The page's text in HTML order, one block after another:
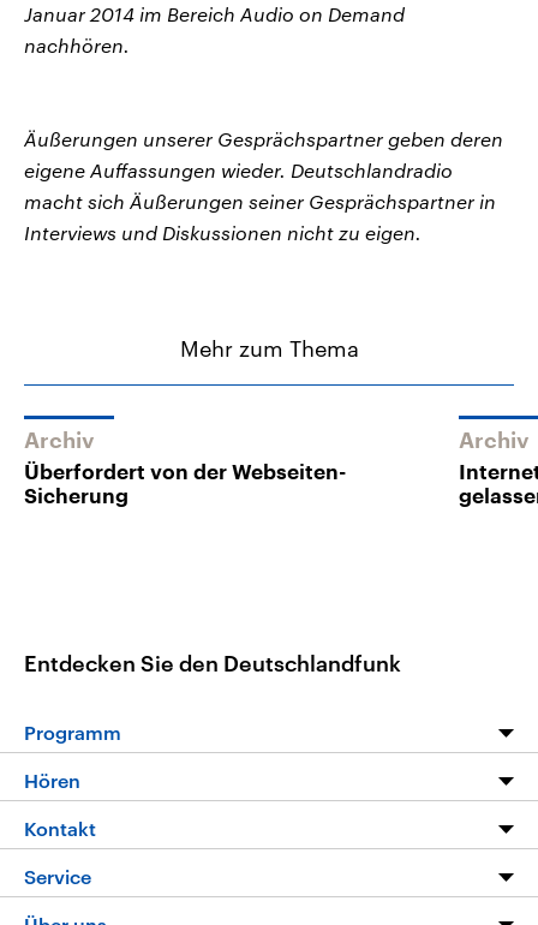
Januar 2014 im Bereich Audio on Demand
nachhören.
Äußerungen unserer Gesprächspartner geben deren
eigene Auffassungen wieder. Deutschlandradio
macht sich Äußerungen seiner Gesprächspartner in
Interviews und Diskussionen nicht zu eigen.
Mehr zum Thema
Archiv
Überfordert von der Webseiten-
Sicherung
Archiv
Entdecken Sie den Deutschlandfunk
Programm
Programm
Die Nachrichten
Nachrichtenleicht
Hören
Livestream
Podcasts
Kontakt
Hörerservice
Service
FAQ